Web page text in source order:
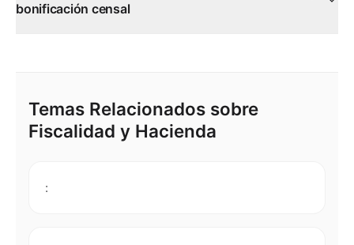
bonificación censal
Temas Relacionados sobre
Fiscalidad y Hacienda
: